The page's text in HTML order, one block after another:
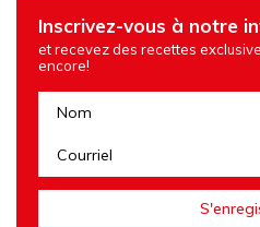
Inscrivez-vous à notre
et recevez des recettes
encore!